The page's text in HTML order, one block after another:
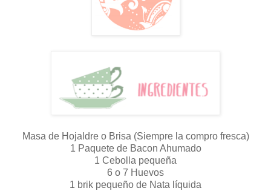
Masa de Hojaldre o Brisa (Siempre la compro fresca)
1 Paquete de Bacon Ahumado
1 Cebolla pequeña
6 o 7 Huevos
1 brik pequeño de Nata líquida